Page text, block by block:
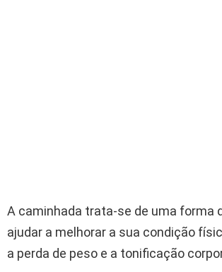
A caminhada trata-se de uma forma
ajudar a melhorar a sua condição
a perda de peso e a tonificação